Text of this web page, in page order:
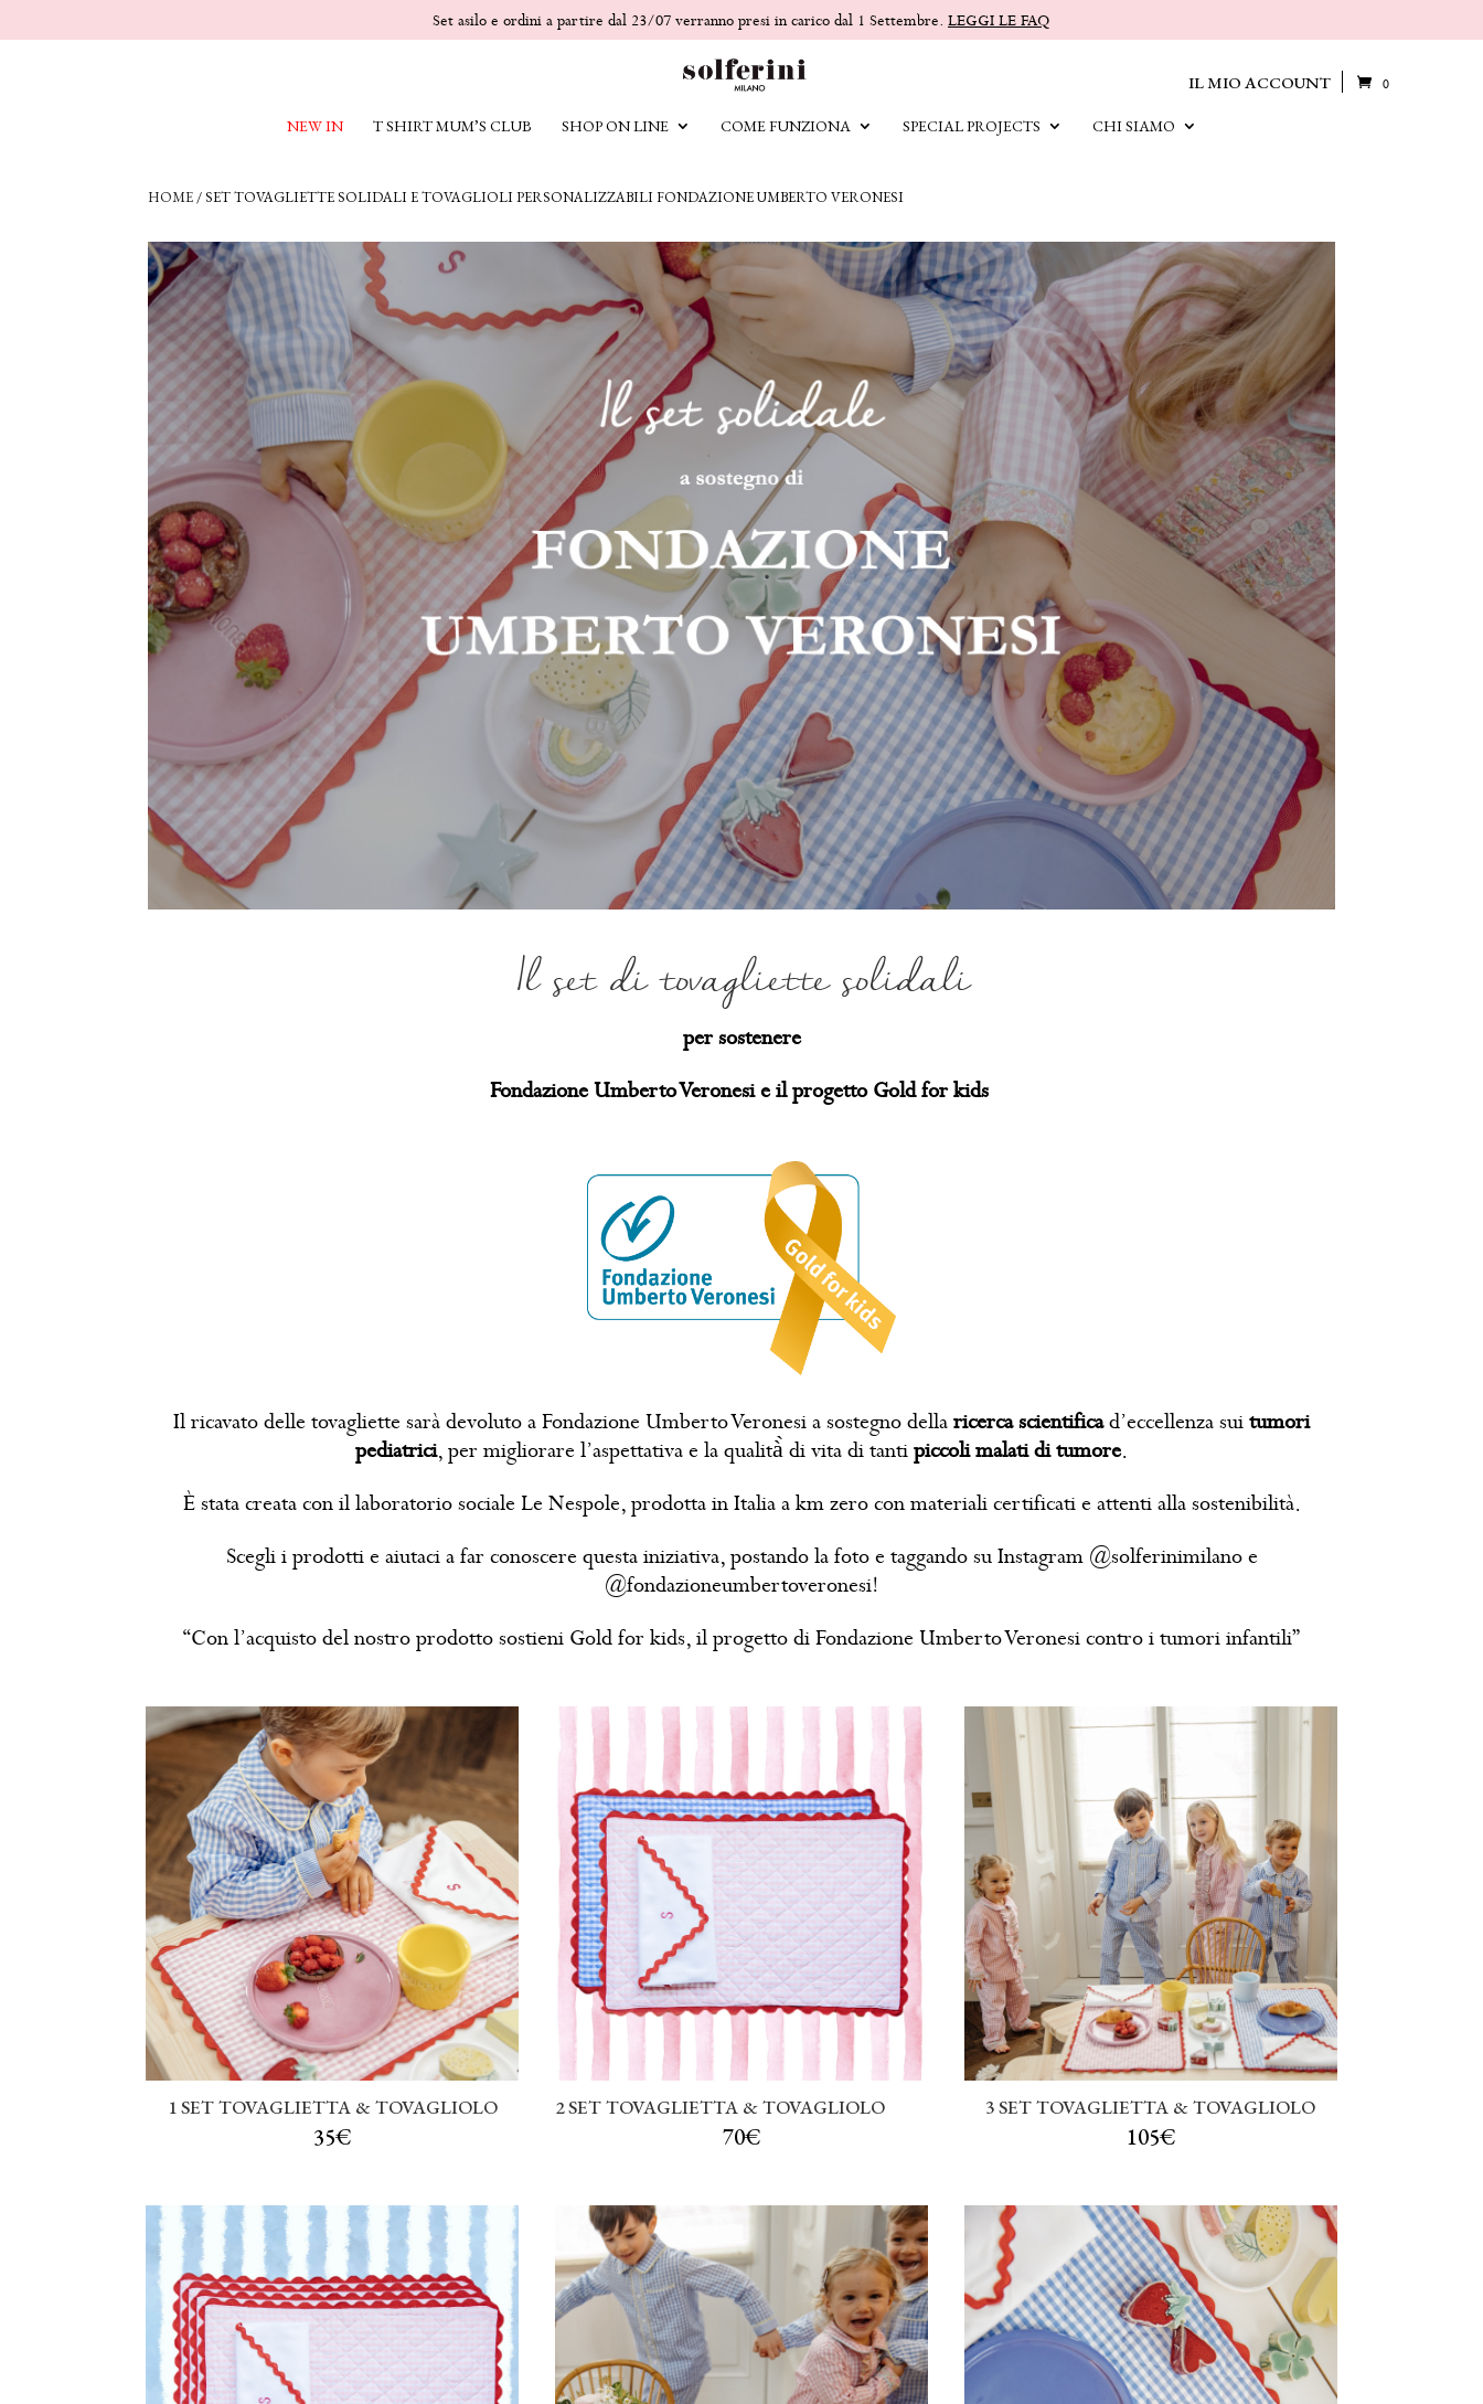
Set asilo e ordini a partire dal 23/07 verranno presi in carico dal 1 Settembre. LEGGI LE FAQ
IL MIO ACCOUNT 0
NEW IN T SHIRT MUM’S CLUB SHOP ON LINE COME FUNZIONA SPECIAL PROJECTS CHI SIAMO
HOME / SET TOVAGLIETTE SOLIDALI E TOVAGLIOLI PERSONALIZZABILI FONDAZIONE UMBERTO VERONESI
Il set di tovagliette solidali
per sostenere
Fondazione Umberto Veronesi eil progetto Gold for kids
Il ricavato delle tovagliette sarà devoluto a Fondazione Umberto Veronesi a sostegno dellaricerca scientificad’eccellenza suitumori
pediatrici, per migliorare l’aspettativa e la qualità̀ di vita di tantipiccoli malati di tumore.
È stata creata con il laboratorio sociale Le Nespole, prodotta in Italia a km zero con materiali certificati e attenti alla sostenibilità.
Scegli i prodotti e aiutaci a far conoscere questa iniziativa, postando la foto e taggando su Instagram @solferinimilano e
@fondazioneumbertoveronesi!
“Con l’acquisto del nostro prodotto sostieni Gold for kids, il progetto di Fondazione Umberto Veronesi contro i tumori infantili”
1 SET TOVAGLIETTA & TOVAGLIOLO
35€
2 SET TOVAGLIETTA & TOVAGLIOLO
70€
3 SET TOVAGLIETTA & TOVAGLIOLO
105€